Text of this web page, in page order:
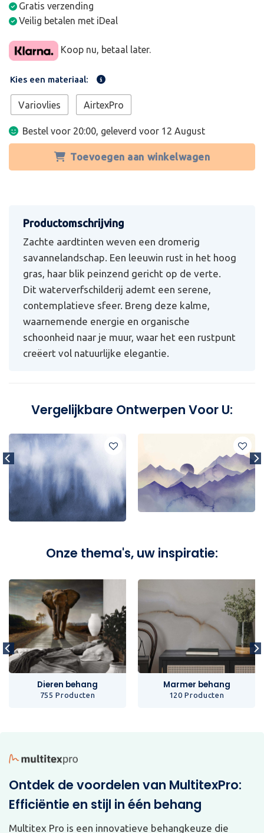
Gratis verzending
Veilig betalen met iDeal
Koop nu, betaal later.
Kies een materiaal:
Variovlies AirtexPro
Bestel voor 20:00, geleverd voor 12 August
Toevoegen aan winkelwagen
Zachte aardtinten weven een dromerig
savannelandschap. Een leeuwin rust in het hoog
gras, haar blik peinzend gericht op de verte.
Dit waterverfschilderij ademt een serene,
contemplatieve sfeer. Breng deze kalme,
waarnemende energie en organische
schoonheid naar je muur, waar het een rustpunt
creëert vol natuurlijke elegantie.
Vergelijkbare Ontwerpen Voor U:
Onze thema's, uw inspiratie:
Dieren behang
755 Producten
Marmer behang
120 Producten
Ontdek de voordelen van MultitexPro:
Efficiëntie en stijl in één behang
Multitex Pro is een innovatieve behangkeuze die